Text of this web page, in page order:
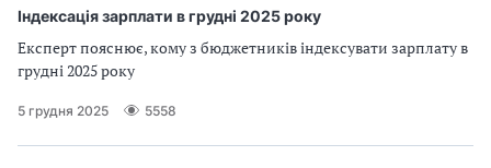
Індексація зарплати в грудні 2025 року
Експерт пояснює, кому з бюджетників індексувати зарплату в
грудні 2025 року
5 грудня 2025 5558